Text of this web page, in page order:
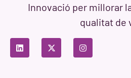
Innovació per millorar
qualitat de